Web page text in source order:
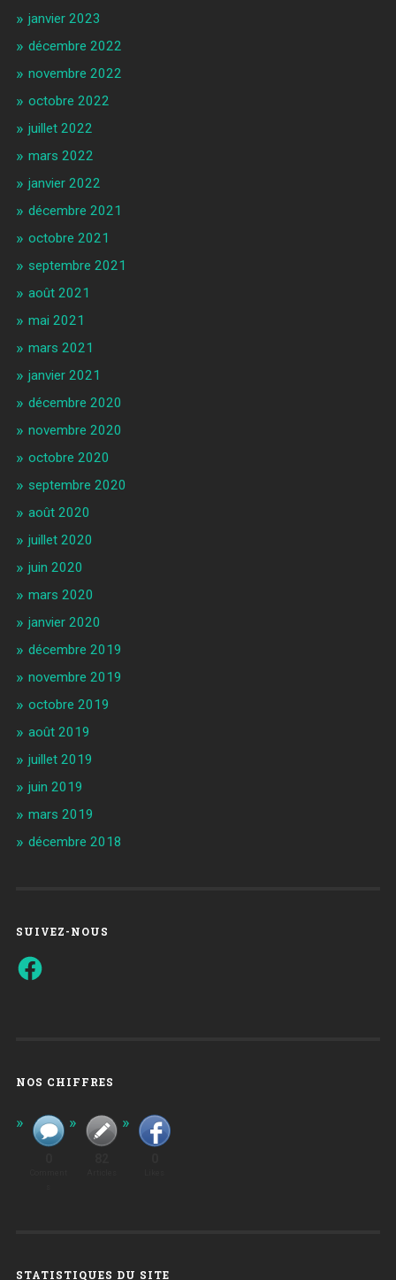
janvier 2023
décembre 2022
novembre 2022
octobre 2022
juillet 2022
mars 2022
janvier 2022
décembre 2021
octobre 2021
septembre 2021
août 2021
mai 2021
mars 2021
janvier 2021
décembre 2020
novembre 2020
octobre 2020
septembre 2020
août 2020
juillet 2020
juin 2020
mars 2020
janvier 2020
décembre 2019
novembre 2019
octobre 2019
août 2019
juillet 2019
juin 2019
mars 2019
décembre 2018
SUIVEZ-NOUS
Facebook
NOS CHIFFRES
STATISTIQUES DU SITE